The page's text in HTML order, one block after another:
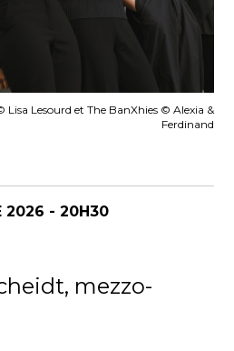
Lesourd et The BanXhies © Alexia &
Ferdinand
2026 - 20H30
mezzo-